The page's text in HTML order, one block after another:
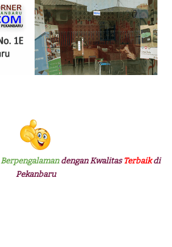
Berpengalamandengan Kwalitas Terbaik di
Pekanbaru